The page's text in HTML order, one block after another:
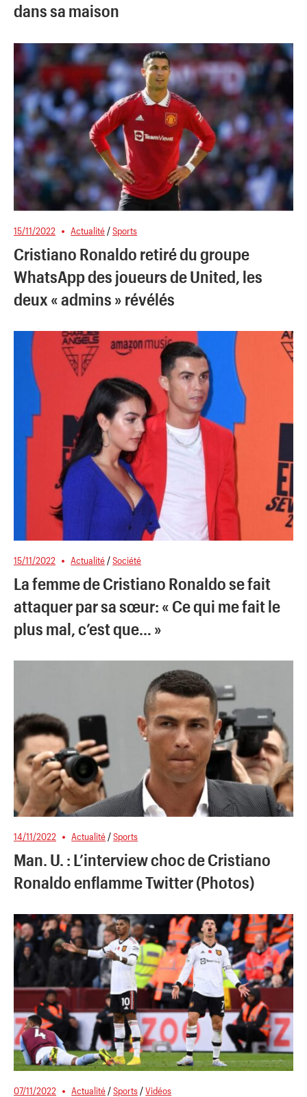
dans sa maison
15/11/2022 Actualité /Sports
Cristiano Ronaldo retiré du groupe
WhatsApp des joueurs de United, les
deux « admins » révélés
15/11/2022 Actualité /Société
La femme de Cristiano Ronaldo se fait
attaquer par sa sœur: « Ce qui me fait le
plus mal, c’est que… »
14/11/2022 Actualité /Sports
Man. U. : L’interview choc de Cristiano
Ronaldo enflamme Twitter (Photos)
07/11/2022 Actualité /Sports /Vidéos